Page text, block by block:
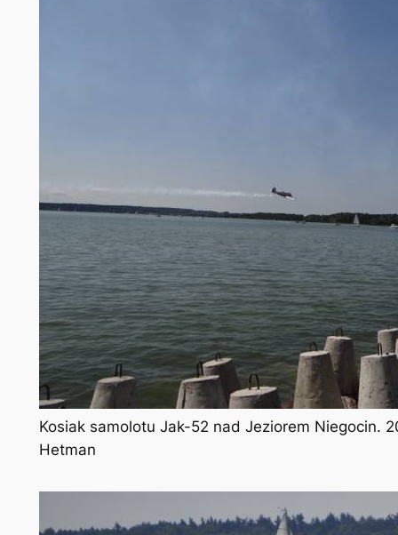
Kosiak samolotu Jak-52 nad Jeziorem Niegocin.
Hetman